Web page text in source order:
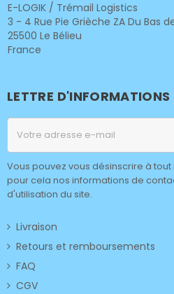
E-LOGIK / Trémail Logistics
3 - 4 Rue Pie Grièche ZA Du Bas
25500 Le Bélieu
France
LETTRE D'INFORMATIONS
Vous pouvez vous désinscrire à
pour cela nos informations de
d'utilisation du site.
Livraison
Retours et remboursements
FAQ
CGV